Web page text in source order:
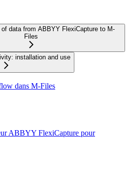
data from ABBYY FlexiCapture to M-
Files
installation and use
dans M-Files
ABBYY FlexiCapture pour